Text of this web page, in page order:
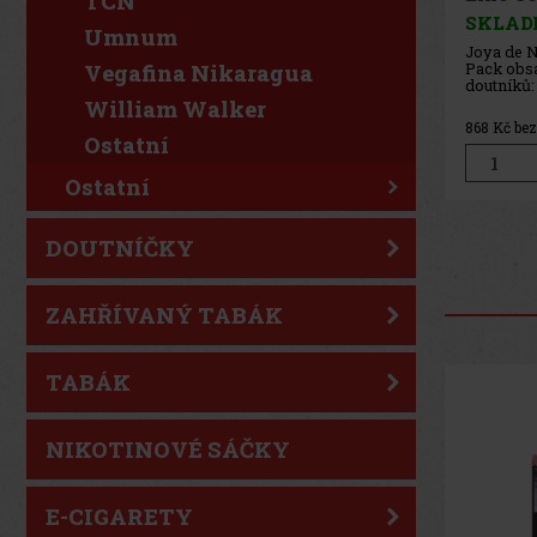
Umnum
Vegafina Nikaragua
William Walker
Ostatní
Ostatní
DOUTNÍČKY
ZAHŘÍVANÝ TABÁK
TABÁK
NIKOTINOVÉ SÁČKY
E-CIGARETY
Joya de
Pack
doutníků:
Clasico
806 Kč